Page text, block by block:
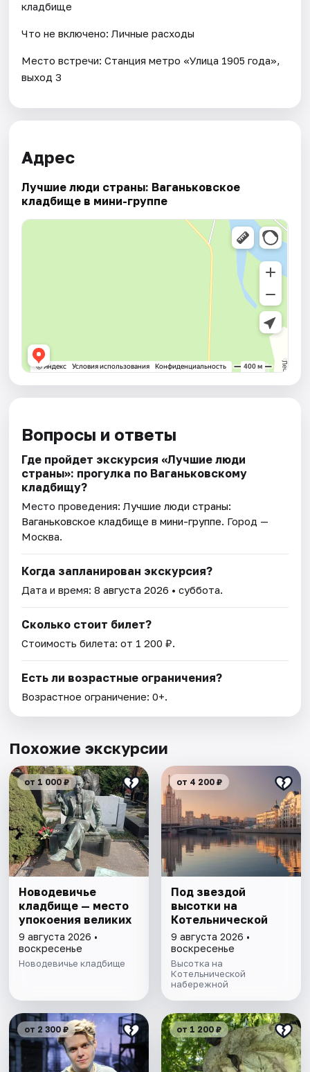
кладбище
Что не включено: Личные расходы
Место встречи: Станция метро «Улица 1905 года»,
выход 3
Адрес
Лучшие люди страны: Ваганьковское
кладбище в мини-группе
Вопросы и ответы
Где пройдет экскурсия «Лучшие люди
страны»: прогулка по Ваганьковскому
кладбищу?
Место проведения:Лучшие люди страны:
Ваганьковское кладбище в мини-группе. Город —
Москва.
Когда запланирован экскурсия?
Дата и время:8 августа 2026 • суббота.
Сколько стоит билет?
Стоимость билета: от 1 200 ₽.
Есть ли возрастные ограничения?
Возрастное ограничение: 0+.
Похожие экскурсии
от 1 000 ₽
Новодевичье
кладбище — место
упокоения великих
9 августа 2026 •
воскресенье
Новодевичье кладбище
от 4 200 ₽
Под звездой
высотки на
Котельнической
9 августа 2026 •
воскресенье
Высотка на
Котельнической
набережной
от 2 300 ₽ от 1 200 ₽